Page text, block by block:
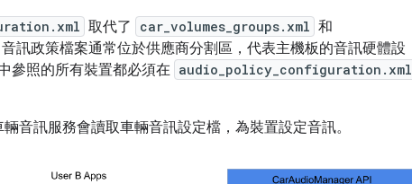
取代了 car_volumes_groups.xml 和
訊政策檔案通常位於供應商分割區，代表主機板的音訊硬體設
參照的所有裝置都必須在 audio_policy_configuration.xml
音訊服務會讀取車輛音訊設定檔，為裝置設定音訊。